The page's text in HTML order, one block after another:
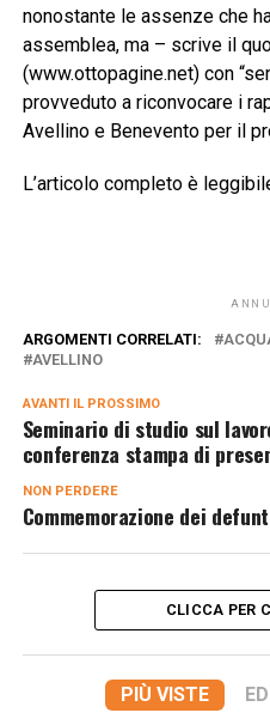
nonostante le assenze che
assemblea, ma – scrive il
(www.ottopagine.net) con
provveduto a riconvocare i
Avellino e Benevento per il
L’articolo completo è
ARGOMENTI CORRELATI:
AVELLINO
AVANTI IL ​​PROSSIMO
Seminario di studio sul
conferenza stampa di
NON PERDERE
Commemorazione dei
CLICCA PER
PIÙ VISTE